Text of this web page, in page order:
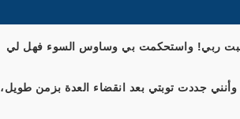
ربي! واستحكمت بي وساوس السوء فهل لي
جددت توبتي بعد انقضاء العدة بزمن طويل،